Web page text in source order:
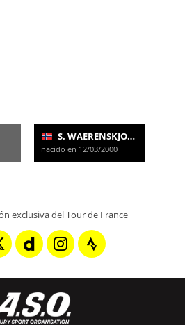
S. WAERENSKJOLD
nacido en 12/03/2000
exclusiva del Tour de France